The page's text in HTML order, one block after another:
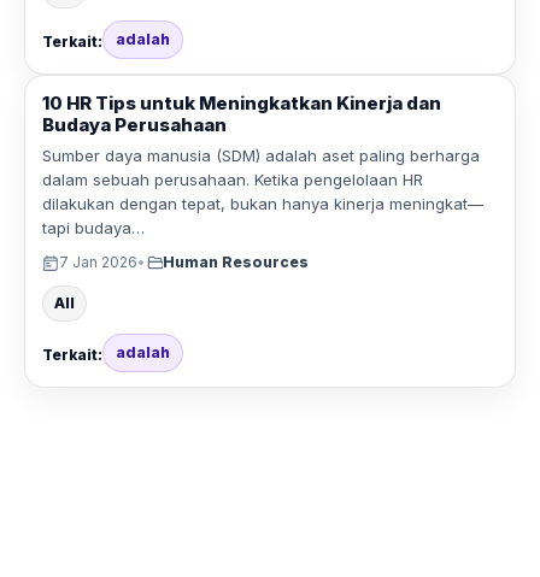
Terkait: adalah
10 HR Tips untuk Meningkatkan Kinerja dan
Budaya Perusahaan
Sumber daya manusia (SDM) adalah aset paling berharga
dalam sebuah perusahaan. Ketika pengelolaan HR
dilakukan dengan tepat, bukan hanya kinerja meningkat—
tapi budaya…
7 Jan 2026• Human Resources
All
Terkait: adalah